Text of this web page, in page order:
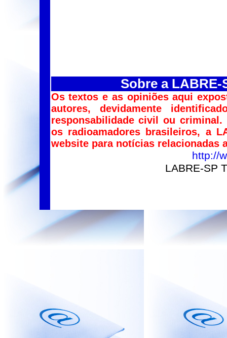
Sobre a
Os textos e as opiniões aqui
autores, devidamente
responsabilidade civil ou
os radioamadores brasileiros, a
website para notícias relacionadas
http://
LABRE-SP